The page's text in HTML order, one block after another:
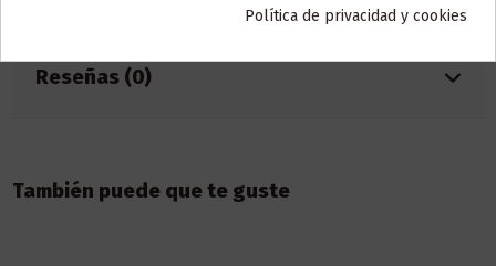
Reseñas (0)
También puede que te guste
Política de privacidad y cookies